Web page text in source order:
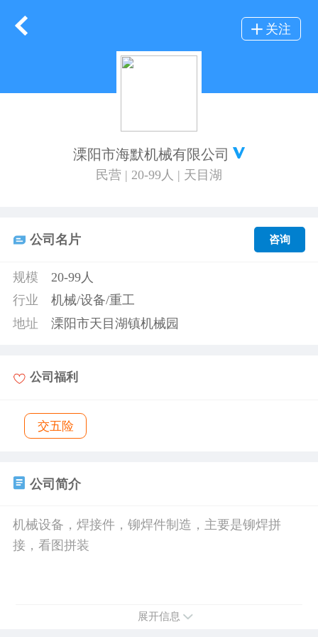
关注
溧阳市海默机械有限公司
民营 | 20-99人 | 天目湖
公司名片 咨询
规模
20-99人
行业
机械/设备/重工
地址
溧阳市天目湖镇机械园
公司福利
交五险
公司简介
机械设备，焊接件，铆焊件制造，主要是铆焊拼
接，看图拼装
展开信息